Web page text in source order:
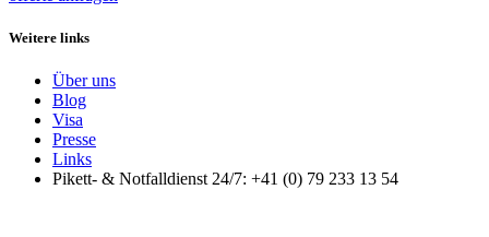
Weitere links
Über uns
Blog
Visa
Presse
Links
Pikett- & Notfalldienst 24/7: +41 (0) 79 233 13 54